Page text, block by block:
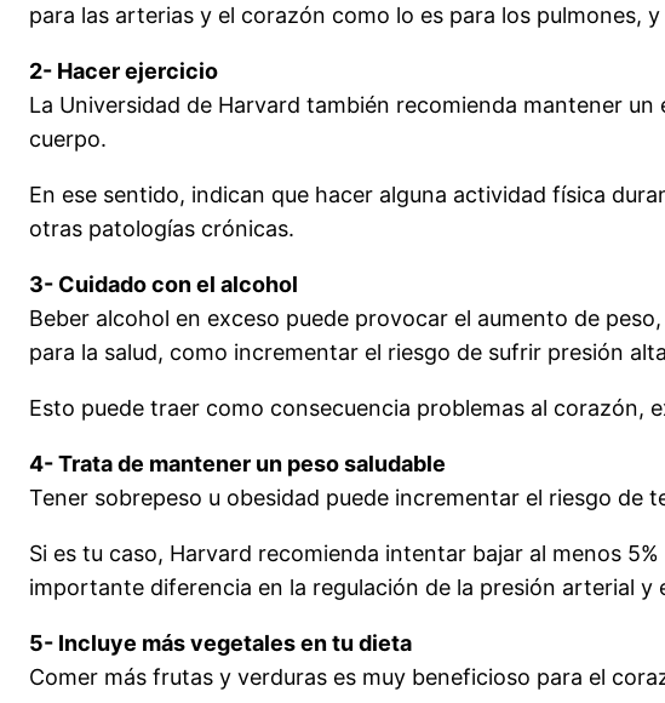
para las arterias y el corazón como lo es para los pulmones,
2- Hacer ejercicio
La Universidad de Harvard también recomienda mantener
cuerpo.
En ese sentido, indican que hacer alguna actividad física
otras patologías crónicas.
3- Cuidado con el alcohol
Beber alcohol en exceso puede provocar el aumento de
para la salud, como incrementar el riesgo de sufrir presión
Esto puede traer como consecuencia problemas al corazón,
4- Trata de mantener un peso saludable
Tener sobrepeso u obesidad puede incrementar el riesgo de
Si es tu caso, Harvard recomienda intentar bajar al menos
importante diferencia en la regulación de la presión arterial y
5- Incluye más vegetales en tu dieta
Comer más frutas y verduras es muy beneficioso para el